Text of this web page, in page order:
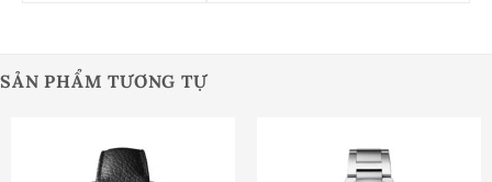
SẢN PHẨM TƯƠNG TỰ